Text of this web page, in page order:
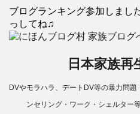
ブログランキング参加しまし
っしてね♫
日本家族再
DVやモラハラ、デートDV等の暴力問
ンセリング・ワーク・シェルター